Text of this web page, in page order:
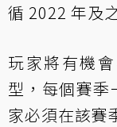
循 2022 年及
玩家將有機
型，每個賽季
家必須在該賽